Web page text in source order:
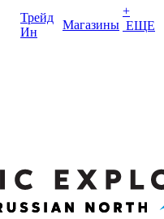
Трейд
Ин
Магазины
+
ЕЩЕ